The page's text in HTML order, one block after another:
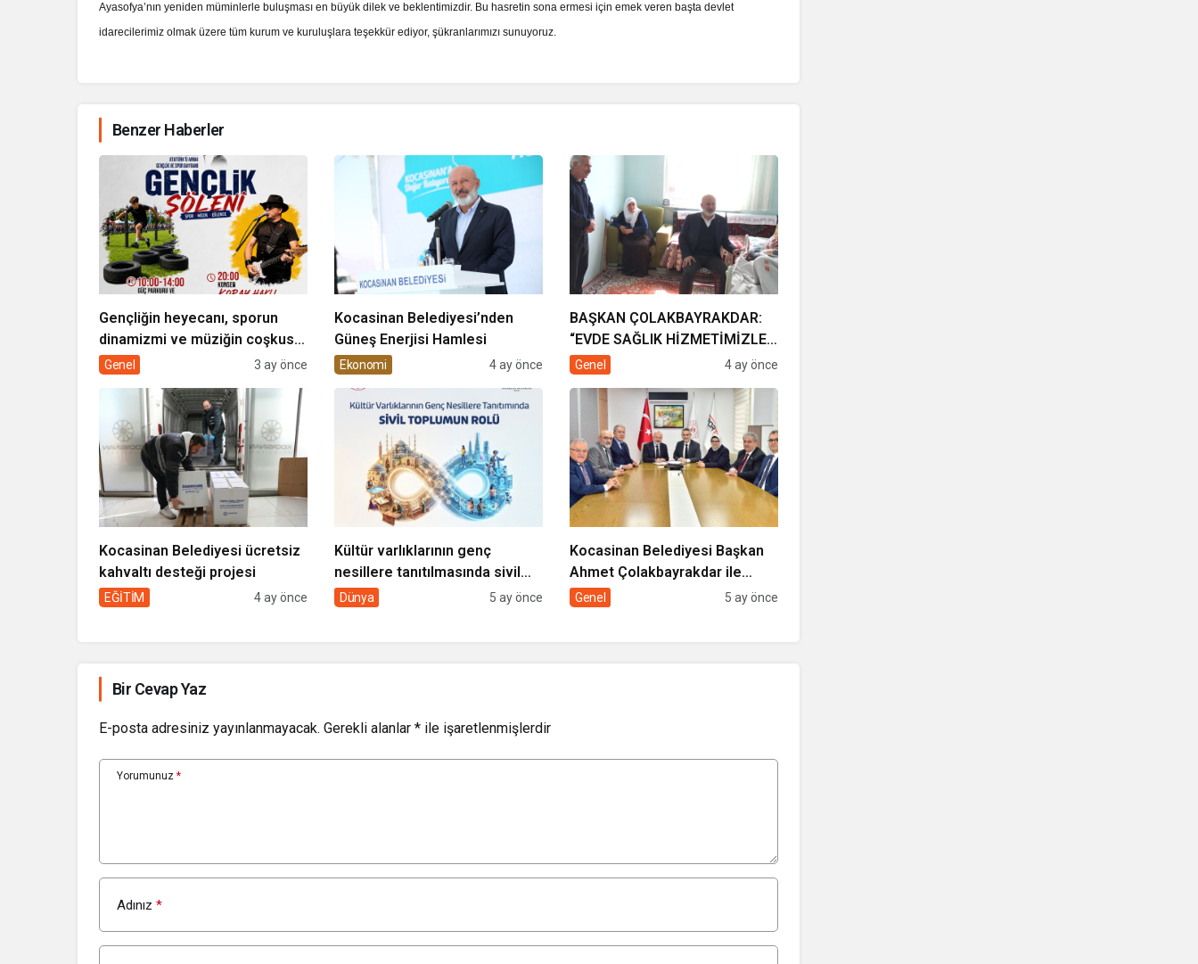
Ayasofya’nın yeniden müminlerle buluşması en büyük dilek ve beklentimizdir. Bu hasretin sona ermesi için emek veren başta devlet
idarecilerimiz olmak üzere tüm kurum ve kuruluşlara teşekkür ediyor, şükranlarımızı sunuyoruz.
Benzer Haberler
Gençliğin heyecanı, sporun
dinamizmi ve müziğin coşkusu
Kocasinan’da bir araya geliyor!
Genel 3 ay önce
Kocasinan Belediyesi’nden
Güneş Enerjisi Hamlesi
Ekonomi 4 ay önce
BAŞKAN ÇOLAKBAYRAKDAR:
“EVDE SAĞLIK HİZMETİMİZLE
DE GÖNÜLLERE
Genel 4 ay önce
Kocasinan Belediyesi ücretsiz
kahvaltı desteği projesi
EĞİTİM 4 ay önce
Kültür varlıklarının genç
nesillere tanıtılmasında sivil
toplumun rolü
Dünya 5 ay önce
Kocasinan Belediyesi Başkan
Ahmet Çolakbayrakdar ile
yeniliklere imza atıyor
Genel 5 ay önce
Bir Cevap Yaz
E-posta adresiniz yayınlanmayacak. Gerekli alanlar * ile işaretlenmişlerdir
Yorumunuz *
Adınız *